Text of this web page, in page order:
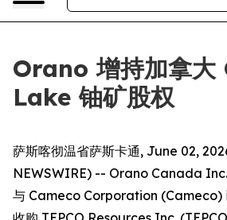
Orano 增持加拿
Lake 铀矿股权
萨斯喀彻温省萨斯卡通, June 02,
NEWSWIRE) -- Orano Canada
与 Cameco Corporation (Cameco)